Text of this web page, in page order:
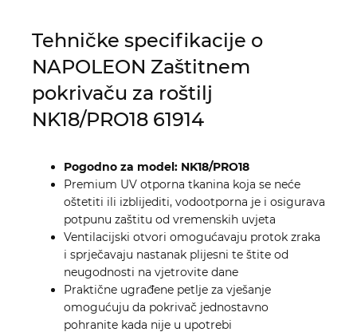
Tehničke specifikacije o
NAPOLEON Zaštitnem
pokrivaču za roštilj
NK18/PRO18 61914
Pogodno za model: NK18/PRO18
Premium UV otporna tkanina koja se neće
oštetiti ili izblijediti, vodootporna je i osigurava
potpunu zaštitu od vremenskih uvjeta
Ventilacijski otvori omogućavaju protok zraka
i sprječavaju nastanak plijesni te štite od
neugodnosti na vjetrovite dane
Praktične ugrađene petlje za vješanje
omogućuju da pokrivač jednostavno
pohranite kada nije u upotrebi